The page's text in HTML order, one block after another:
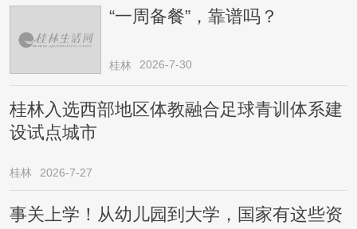
“一周备餐”，靠谱吗？
桂林 2026-7-30
桂林入选西部地区体教融合足球青训体系建
设试点城市
桂林 2026-7-27
事关上学！从幼儿园到大学，国家有这些资